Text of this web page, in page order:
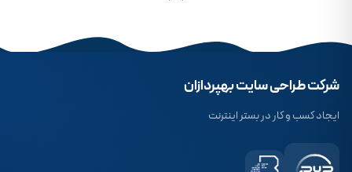
شرکت طراحی سایت بهپردازان
ایجاد کسب و کار در بستر اینترنت